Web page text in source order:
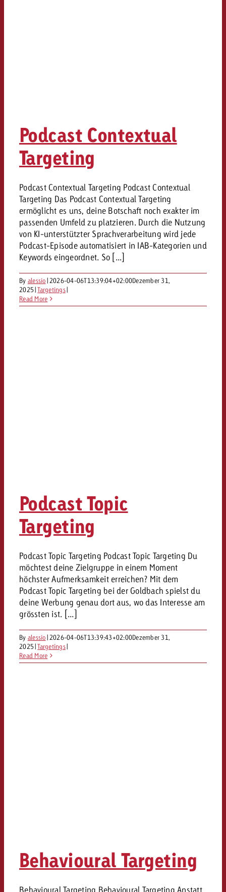
Podcast Contextual
Targeting
Podcast Contextual Targeting Podcast Contextual
Targeting Das Podcast Contextual Targeting
ermöglicht es uns, deine Botschaft noch exakter im
passenden Umfeld zu platzieren. Durch die Nutzung
von KI-unterstützter Sprachverarbeitung wird jede
Podcast-Episode automatisiert in IAB-Kategorien und
Keywords eingeordnet. So [...]
By alessio| 2026-04-06T13:39:04+02:00Dezember 31,
2025|Targetings|
Read More
Podcast Topic
Targeting
Podcast Topic Targeting Podcast Topic Targeting Du
möchtest deine Zielgruppe in einem Moment
höchster Aufmerksamkeit erreichen? Mit dem
Podcast Topic Targeting bei der Goldbach spielst du
deine Werbung genau dort aus, wo das Interesse am
grössten ist. [...]
By alessio| 2026-04-06T13:39:43+02:00Dezember 31,
2025|Targetings|
Read More
Behavioural Targeting
Behavioural Targeting Behavioural Targeting Anstatt